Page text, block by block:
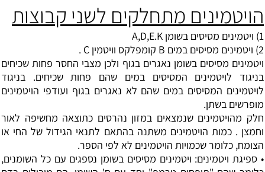
הויטמינים מתחלקים לשני קבוצות
1) ויטמינים מסיסים בשומן A,D,E.K
2) ויטמינים מסיסים במים B קומפלקס וויטמין C .
ויטמינים מסיסים בשומן נאגרים בגוף ולכן מצבי החסר פחות שכיחים
בניגוד לויטמינים המסיסים במים שהם פחות שכיחים. בניגוד
לויטמינים המסיסים במים שהם לא נאגרים בגוף ועודפי הויטמינים
מופרשים בשתן.
חלק מהויטמינים שנמצאים במזון נהרסים כתוצאה מחשיפה לאור
וחמצן . כמות הויטמינים משתנה בהתאם לתנאי הגידול של החי או
הצומח, כלומר שכמויות הויטמינים לא לפי הספר.
• ספיגת ויטמינים: ויטמינים מסיסים בשומן נספגים עם כל השומנים,